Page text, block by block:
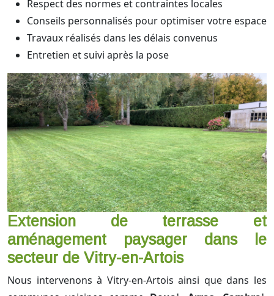
Respect des normes et contraintes locales
Conseils personnalisés pour optimiser votre espace
Travaux réalisés dans les délais convenus
Entretien et suivi après la pose
Extension de terrasse et
aménagement paysager dans le
secteur de Vitry-en-Artois
Nous intervenons à Vitry-en-Artois ainsi que dans les